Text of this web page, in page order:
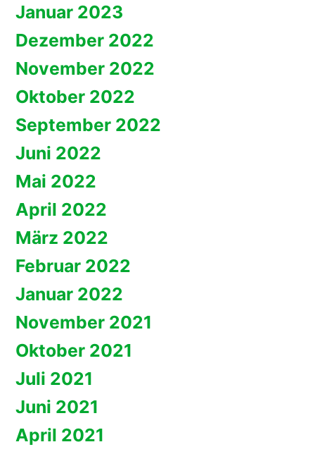
Januar 2023
Dezember 2022
November 2022
Oktober 2022
September 2022
Juni 2022
Mai 2022
April 2022
März 2022
Februar 2022
Januar 2022
November 2021
Oktober 2021
Juli 2021
Juni 2021
April 2021